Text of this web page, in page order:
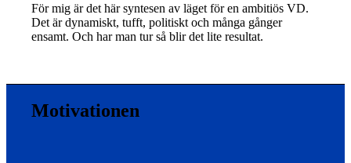
För mig är det här syntesen av läget för en ambitiös VD.
Det är dynamiskt, tufft, politiskt och många gånger
ensamt. Och har man tur så blir det lite resultat.
Motivationen